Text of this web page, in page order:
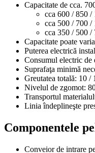
Capacitate de cca.
cca 600 / 850 /
cca 500 / 700 /
cca 350 / 500 /
Capacitate poate
Puterea electrică
Consumul electric de
Suprafaţa minimă
Greutatea totală: 10 /
Nivelul de zgomot:
Transportul
Linia îndeplineşte
Componentele
Conveior de intrare